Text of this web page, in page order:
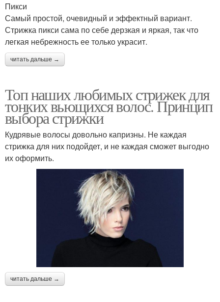
Пикси
Самый простой, очевидный и эффектный вариант.
Стрижка пикси сама по себе дерзкая и яркая, так что
легкая небрежность ее только украсит.
читать дальше →
Топ наших любимых стрижек для
тонких вьющихся волос. Принцип
выбора стрижки
Кудрявые волосы довольно капризны. Не каждая
стрижка для них подойдет, и не каждая сможет выгодно
их оформить.
читать дальше →